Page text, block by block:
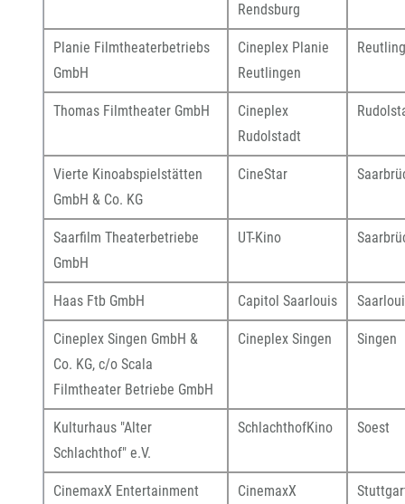
Rendsburg
Planie Filmtheaterbetriebs
GmbH
Cineplex Planie
Reutlingen
Thomas Filmtheater GmbH
Cineplex
Rudolstadt
Vierte Kinoabspielstätten
GmbH & Co. KG
CineStar
Saarfilm Theaterbetriebe
GmbH
UT-Kino
Haas Ftb GmbH Capitol Saarlouis
Cineplex Singen GmbH &
Co. KG, c/o Scala
Filmtheater Betriebe GmbH
Cineplex Singen Singen
Kulturhaus "Alter
Schlachthof" e.V.
SchlachthofKino Soest
CinemaxX Entertainment
CinemaxX